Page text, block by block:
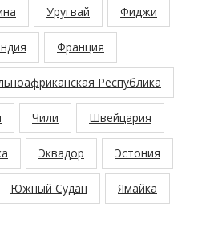
Уругвай Фиджи
Франция
Республика
Чили Швейцария
Эквадор Эстония
Южный Судан Ямайка